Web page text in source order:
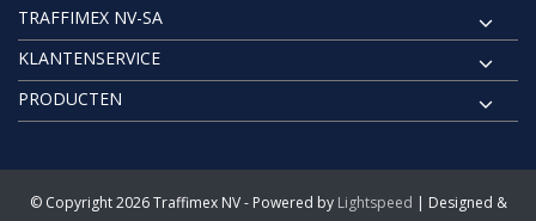
TRAFFIMEX NV-SA
KLANTENSERVICE
PRODUCTEN
© Copyright 2026 Traffimex NV - Powered by Lightspeed | Designed &